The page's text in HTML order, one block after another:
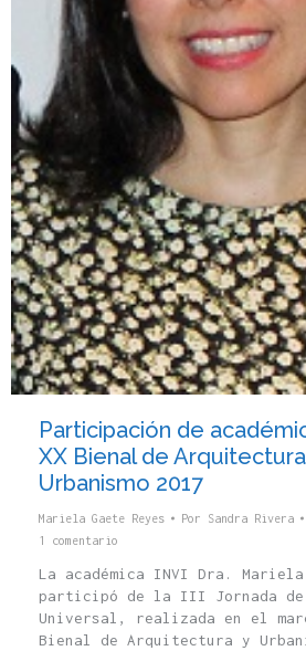
Participación de
XX Bienal de
Urbanismo 2017
Mariela Gaete Reyes Por Sandra Rivera
1 comentario
La académica INVI Dra. Mariela
participó de la III Jornada de
Universal, realizada en el
Bienal de Arquitectura y